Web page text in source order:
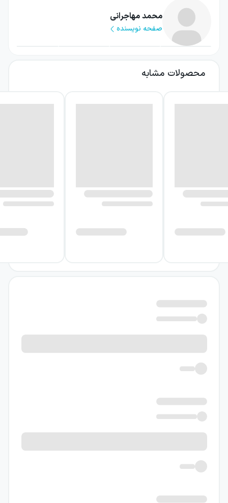
محمد مهاجرانی
صفحه نویسنده
محصولات مشابه